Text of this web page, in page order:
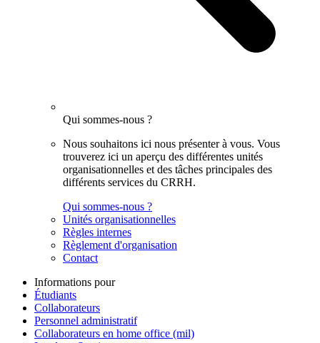
Qui sommes-nous ?
Nous souhaitons ici nous présenter à vous. Vous
trouverez ici un aperçu des différentes unités
organisationnelles et des tâches principales des
différents services du CRRH.
Qui sommes-nous ?
Unités organisationnelles
Règles internes
Règlement d'organisation
Contact
Informations pour
Étudiants
Collaborateurs
Personnel administratif
Collaborateurs en home office (mil)